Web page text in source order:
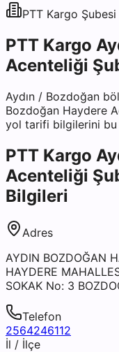
PTT Kargo Şubesi
PTT Kargo
Acenteliği
Aydın / Bozdoğan
Bozdoğan Haydere
yol tarifi bilgilerini
PTT Kargo
Acenteliği
Bilgileri
Adres
AYDIN BOZDOĞAN
HAYDERE
SOKAK No: 3
Telefon
2564246112
İl / İlçe